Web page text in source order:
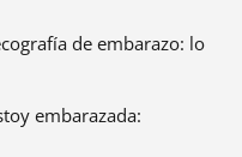
de embarazo: lo
embarazada: